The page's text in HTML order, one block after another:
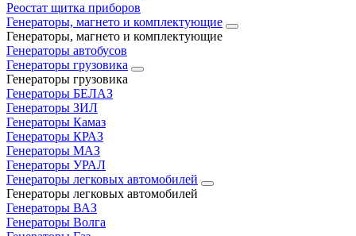
Реостат щитка приборов
Генераторы, магнето и комплектующие
Генераторы, магнето и комплектующие
Генераторы автобусов
Генераторы грузовика
Генераторы грузовика
Генераторы БЕЛАЗ
Генераторы ЗИЛ
Генераторы Камаз
Генераторы КРАЗ
Генераторы МАЗ
Генераторы УРАЛ
Генераторы легковых автомобилей
Генераторы легковых автомобилей
Генераторы ВАЗ
Генераторы Волга